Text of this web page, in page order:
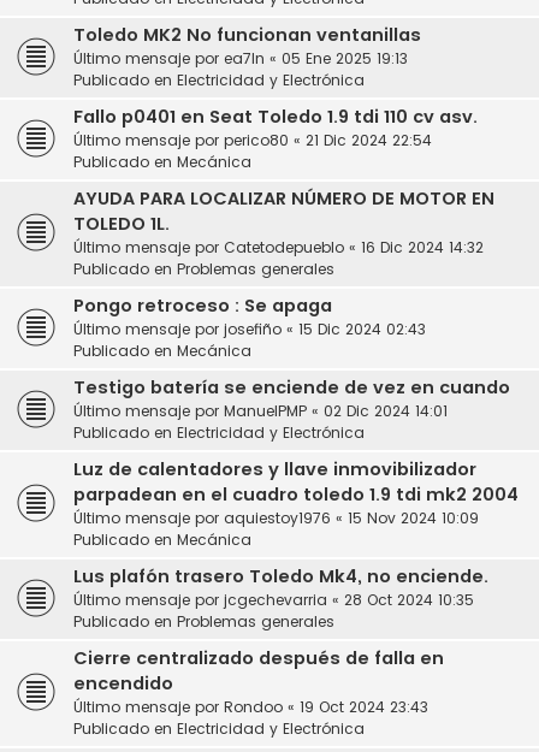
Toledo MK2 No funcionan ventanillas
Último mensaje por ea7ln « 05 Ene 2025 19:13
Publicado en Electricidad y Electrónica
Fallo p0401 en Seat Toledo 1.9 tdi 110 cv asv.
Último mensaje por perico80 « 21 Dic 2024 22:54
Publicado en Mecánica
AYUDA PARA LOCALIZAR NÚMERO DE MOTOR EN
TOLEDO 1L.
Último mensaje por Catetodepueblo « 16 Dic 2024 14:32
Publicado en Problemas generales
Pongo retroceso : Se apaga
Último mensaje por josefiño « 15 Dic 2024 02:43
Publicado en Mecánica
Testigo batería se enciende de vez en cuando
Último mensaje por ManuelPMP « 02 Dic 2024 14:01
Publicado en Electricidad y Electrónica
Luz de calentadores y llave inmovibilizador
parpadean en el cuadro toledo 1.9 tdi mk2 2004
Último mensaje por aquiestoy1976 « 15 Nov 2024 10:09
Publicado en Mecánica
Lus plafón trasero Toledo Mk4, no enciende.
Último mensaje por jcgechevarria « 28 Oct 2024 10:35
Publicado en Problemas generales
Cierre centralizado después de falla en
encendido
Último mensaje por Rondoo « 19 Oct 2024 23:43
Publicado en Electricidad y Electrónica